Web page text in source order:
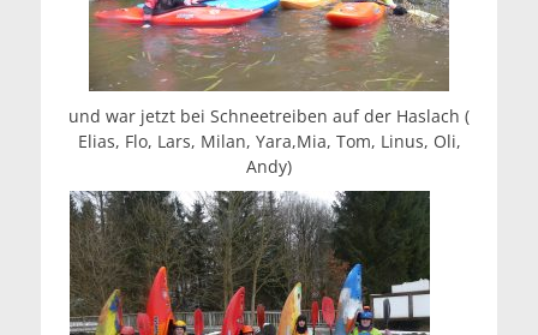
und war jetzt bei Schneetreiben auf der Haslach (
Elias, Flo, Lars, Milan, Yara,Mia, Tom, Linus, Oli,
Andy)